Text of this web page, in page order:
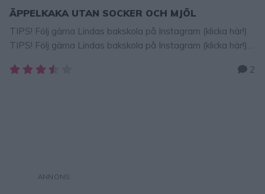
ÄPPELKAKA UTAN SOCKER OCH MJÖL
TIPS! Följ gärna Lindas bakskola på Instagram (klicka här!)
TIPS! Följ gärna Lindas bakskola på Instagram (klicka här!)
den inte innehåller vanligt socker eller vetemjöl. Istället
2